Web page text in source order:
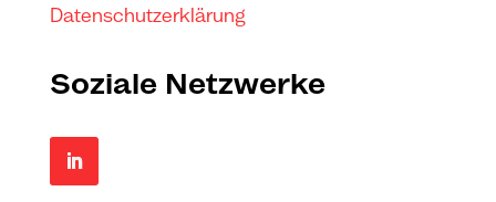
Datenschutzerklärung
Soziale Netzwerke